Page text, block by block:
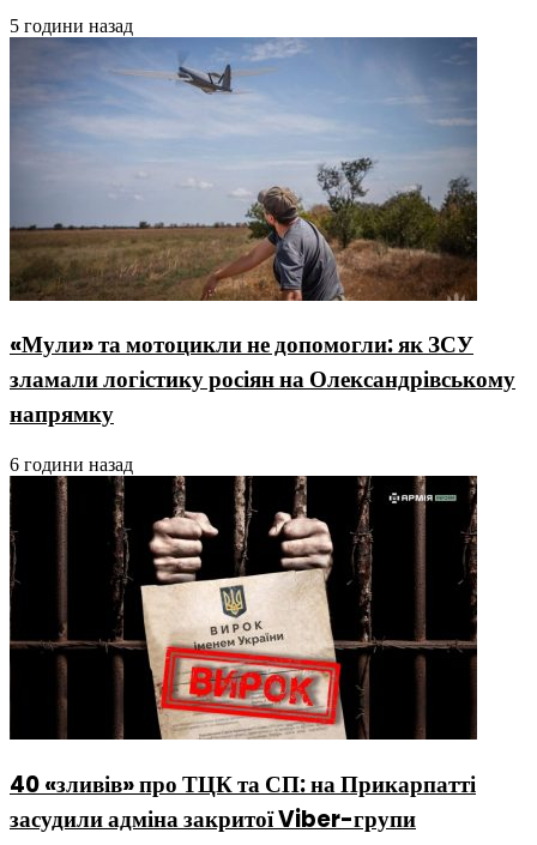
5 години назад
«Мули» та мотоцикли не допомогли: як ЗСУ
зламали логістику росіян на Олександрівському
напрямку
6 години назад
40 «зливів» про ТЦК та СП: на Прикарпатті
засудили адміна закритої Viber-групи